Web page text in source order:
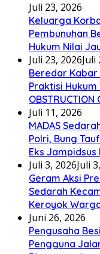
Juli 23, 2026
Keluarga
Pembunuhan
Hukum Nilai
Juli 23, 2026Juli
Beredar Kabar
Praktisi
OBSTRUCTION
Juli 11, 2026
MADAS
Polri, Bung
Eks
Juli 3, 2026Juli
Geram Aksi
Sedarah
Keroyok
Juni 26, 2026
Pengusaha
Pengguna